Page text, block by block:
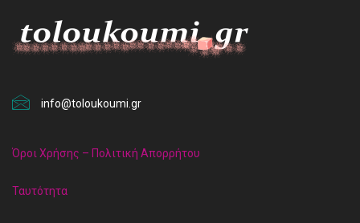
info@toloukoumi.gr
Όροι Χρήσης – Πολιτική Απορρήτου
Ταυτότητα